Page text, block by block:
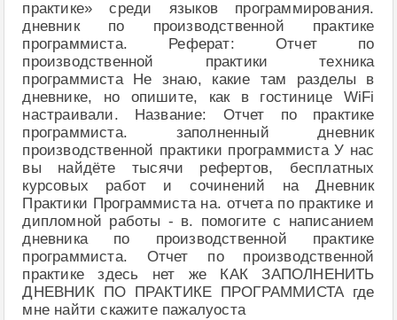
практике» среди языков программирования.
дневник по производственной практике
программиста. Реферат: Отчет по
производственной практики техника
программиста Не знаю, какие там разделы в
дневнике, но опишите, как в гостинице WiFi
настраивали. Название: Отчет по практике
программиста. заполненный дневник
производственной практики программиста У нас
вы найдёте тысячи рефертов, бесплатных
курсовых работ и сочинений на Дневник
Практики Программиста на. отчета по практике и
дипломной работы - в. помогите с написанием
дневника по производственной практике
программиста. Отчет по производственной
практике здесь нет же КАК ЗАПОЛНЕНИТЬ
ДНЕВНИК ПО ПРАКТИКЕ ПРОГРАММИСТА где
мне найти скажите пажалуоста